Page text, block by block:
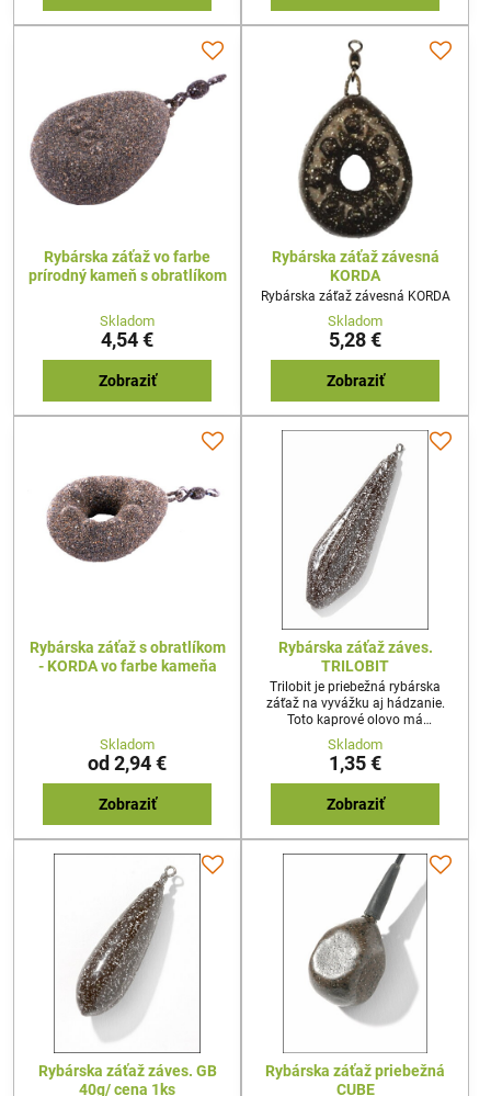
Rybárska záťaž vo farbe
prírodný kameň s obratlíkom
Skladom
4,54 €
Zobraziť
Rybárska záťaž závesná
KORDA
Rybárska záťaž závesná KORDA
Skladom
5,28 €
Zobraziť
Rybárska záťaž s obratlíkom
- KORDA vo farbe kameňa
Skladom
od 2,94 €
Zobraziť
Rybárska záťaž záves.
TRILOBIT
Trilobit je priebežná rybárska
záťaž na vyvážku aj hádzanie.
Toto kaprové olovo má
trojhranný tvar s rovnou plochou
a krídelkom naproti. Trilobit je
vyrobený tak, aby sa po zábere
ryby zdvihol z dna a pri zdolávaní
kapra míňal prekážky.
Skladom
1,35 €
Zobraziť
Rybárska záťaž záves. GB
40g/ cena 1ks
Rybárska záťaž priebežná
CUBE